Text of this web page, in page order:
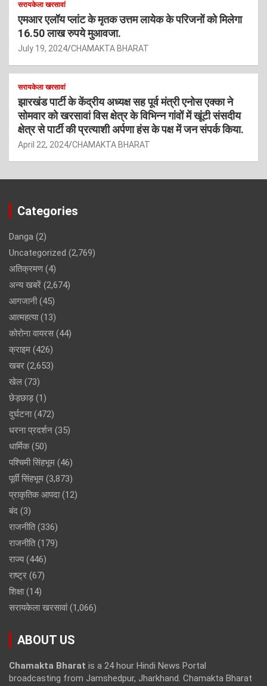
सरायकेला खरसावां
एमआर एलॉय प्लांट के मृतक उत्तम लायेक के परिजनों को मिलेगा
16.50 लाख रुपये मुआवजा.
July 19, 2024 CHAMAKTA BHARAT
सरायकेला खरसावां
झारखंड पार्टी के केंद्रीय अध्यक्ष सह पूर्व मंत्री एनोस एक्का ने
सोमवार को खरसावां विस क्षेत्र के विभिन्न गांवों में खूंटी संसदीय
क्षेत्र से पार्टी की प्रत्याशी अर्पणा हंस के पक्ष में जन संपर्क किया.
April 22, 2024 CHAMAKTA BHARAT
Categories
Danga (2)
Uncategorized (2,769)
अतिक्रमण(4)
अन्य खबरें (2,674)
आगजानी(45)
आत्महत्या(13)
कोरोना वायरस (44)
क्राइम (426)
खबर (2,653)
खेल (73)
छेड़छाड़(1)
दुर्घटना(472)
धरना प्रदर्शन (35)
धार्मिक(50)
पश्चिमी सिंहभूम (46)
पूर्वी सिंहभूम (3,873)
प्राकृतिक आपदा(12)
बंद (3)
राजनीति(336)
राजनीति(179)
राज्य(446)
राष्ट्र (67)
शिक्षा(14)
सरायकेला खरसावां(1,066)
ABOUT US
Chamakta Bharat is a 24 hour Hindi News Portal
broadcasting from Jamshedpur, Jharkhand. Chamakta Bharat